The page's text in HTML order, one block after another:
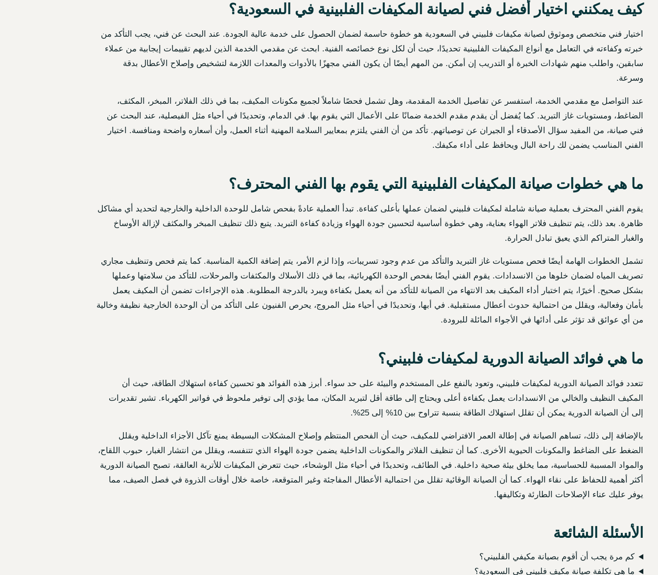
كيف يمكنني اختيار أفضل فني لصيانة المكيفات الفلبينية في السعودية؟
اختيار فني متخصص وموثوق لصيانة مكيفات فلبيني في السعودية هو خطوة حاسمة لضمان الحصول على خدمة عالية الجودة. عند البحث عن فني، يجب التأكد من
خبرته وكفاءته في التعامل مع أنواع المكيفات الفلبينية تحديدًا، حيث أن لكل نوع خصائصه الفنية. ابحث عن مقدمي الخدمة الذين لديهم تقييمات إيجابية من عملاء
سابقين، واطلب منهم شهادات الخبرة أو التدريب إن أمكن. من المهم أيضًا أن يكون الفني مجهزًا بالأدوات والمعدات اللازمة لتشخيص وإصلاح الأعطال بدقة
وسرعة.
عند التواصل مع مقدمي الخدمة، استفسر عن تفاصيل الخدمة المقدمة، وهل تشمل فحصًا شاملاً لجميع مكونات المكيف، بما في ذلك الفلاتر، المبخر، المكثف،
الضاغط، ومستويات غاز التبريد. كما يُفضل أن يقدم مقدم الخدمة ضمانًا على الأعمال التي يقوم بها. في الدمام، وتحديدًا في أحياء مثل الفيصلية، عند البحث عن
فني صيانة، من المفيد سؤال الأصدقاء أو الجيران عن توصياتهم. تأكد من أن الفني يلتزم بمعايير السلامة المهنية أثناء العمل، وأن أسعاره واضحة ومنافسة. اختيار
الفني المناسب يضمن لك راحة البال ويحافظ على أداء مكيفك.
ما هي خطوات صيانة المكيفات الفلبينية التي يقوم بها الفني المحترف؟
يقوم الفني المحترف بعملية صيانة شاملة لمكيفات فلبيني لضمان عملها بأعلى كفاءة. تبدأ العملية عادةً بفحص شامل للوحدة الداخلية والخارجية لتحديد أي مشاكل
ظاهرة. بعد ذلك، يتم تنظيف فلاتر الهواء بعناية، وهي خطوة أساسية لتحسين جودة الهواء وزيادة كفاءة التبريد. يتبع ذلك تنظيف المبخر والمكثف لإزالة الأوساخ
والغبار المتراكم الذي يعيق تبادل الحرارة.
تشمل الخطوات الهامة أيضًا فحص مستويات غاز التبريد والتأكد من عدم وجود تسريبات، وإذا لزم الأمر، يتم إضافة الكمية المناسبة. كما يتم فحص وتنظيف مجاري
تصريف المياه لضمان خلوها من الانسدادات. يقوم الفني أيضًا بفحص الوحدة الكهربائية، بما في ذلك الأسلاك والمكثفات والمرحلات، للتأكد من سلامتها وعملها
بشكل صحيح. أخيرًا، يتم اختبار أداء المكيف بعد الانتهاء من الصيانة للتأكد من أنه يعمل بكفاءة ويبرد بالدرجة المطلوبة. هذه الإجراءات تضمن أن المكيف يعمل
بأمان وفعالية، ويقلل من احتمالية حدوث أعطال مستقبلية. في أبها، وتحديدًا في أحياء مثل المروج، يحرص الفنيون على التأكد من أن الوحدة الخارجية نظيفة وخالية
من أي عوائق قد تؤثر على أدائها في الأجواء المائلة للبرودة.
ما هي فوائد الصيانة الدورية لمكيفات فلبيني؟
تتعدد فوائد الصيانة الدورية لمكيفات فلبيني، وتعود بالنفع على المستخدم والبيئة على حد سواء. أبرز هذه الفوائد هو تحسين كفاءة استهلاك الطاقة، حيث أن
المكيف النظيف والخالي من الانسدادات يعمل بكفاءة أعلى ويحتاج إلى طاقة أقل لتبريد المكان، مما يؤدي إلى توفير ملحوظ في فواتير الكهرباء. تشير تقديرات
إلى أن الصيانة الدورية يمكن أن تقلل استهلاك الطاقة بنسبة تتراوح بين 10% إلى 25%.
بالإضافة إلى ذلك، تساهم الصيانة في إطالة العمر الافتراضي للمكيف، حيث أن الفحص المنتظم وإصلاح المشكلات البسيطة يمنع تآكل الأجزاء الداخلية ويقلل
الضغط على الضاغط والمكونات الحيوية الأخرى. كما أن تنظيف الفلاتر والمكونات الداخلية يضمن جودة الهواء الذي تتنفسه، ويقلل من انتشار الغبار، حبوب اللقاح،
والمواد المسببة للحساسية، مما يخلق بيئة صحية داخلية. في الطائف، وتحديدًا في أحياء مثل الوشحاء، حيث تتعرض المكيفات للأتربة العالقة، تصبح الصيانة الدورية
أكثر أهمية للحفاظ على نقاء الهواء. كما أن الصيانة الوقائية تقلل من احتمالية الأعطال المفاجئة وغير المتوقعة، خاصة خلال أوقات الذروة في فصل الصيف، مما
يوفر عليك عناء الإصلاحات الطارئة وتكاليفها.
الأسئلة الشائعة
كم مرة يجب أن أقوم بصيانة مكيفي الفلبيني؟
ما هي تكلفة صيانة مكيف فلبيني في السعودية؟